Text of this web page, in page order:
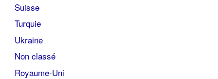
Suisse
Turquie
Ukraine
Non classé
Royaume-Uni